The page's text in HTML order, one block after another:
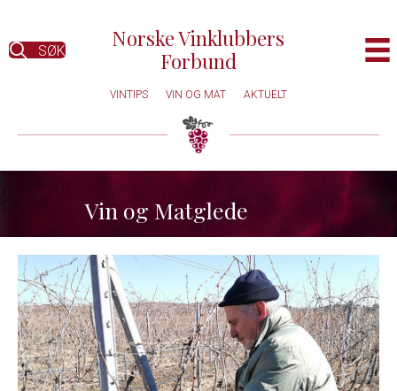
SØK
Norske Vinklubbers
Forbund
VINTIPS VIN OG MAT AKTUELT
Vin og Matglede